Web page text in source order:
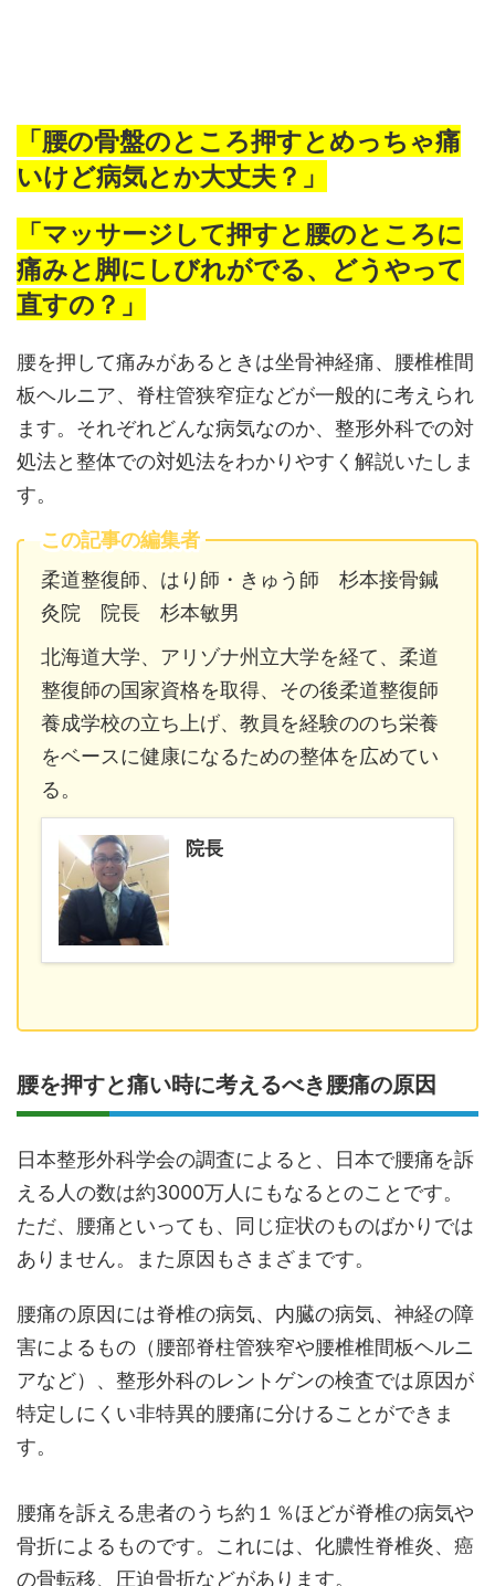
「腰の骨盤のところ押すとめっちゃ痛
いけど病気とか大丈夫？」
「マッサージして押すと腰のところに
痛みと脚にしびれがでる、どうやって
直すの？」
腰を押して痛みがあるときは坐骨神経痛、腰椎椎間
板ヘルニア、脊柱管狭窄症などが一般的に考えられ
ます。それぞれどんな病気なのか、整形外科での対
処法と整体での対処法をわかりやすく解説いたしま
す。
この記事の編集者
柔道整復師、はり師・きゅう師 杉本接骨鍼
灸院 院長 杉本敏男
北海道大学、アリゾナ州立大学を経て、柔道
整復師の国家資格を取得、その後柔道整復師
養成学校の立ち上げ、教員を経験ののち栄養
をベースに健康になるための整体を広めてい
る。
院長
腰を押すと痛い時に考えるべき腰痛の原因
日本整形外科学会の調査によると、日本で腰痛を訴
える人の数は約3000万人にもなるとのことです。
ただ、腰痛といっても、同じ症状のものばかりでは
ありません。また原因もさまざまです。
腰痛の原因には脊椎の病気、内臓の病気、神経の障
害によるもの（腰部脊柱管狭窄や腰椎椎間板ヘルニ
アなど）、整形外科のレントゲンの検査では原因が
特定しにくい非特異的腰痛に分けることができま
す。
腰痛を訴える患者のうち約１％ほどが脊椎の病気や
骨折によるものです。これには、化膿性脊椎炎、癌
の骨転移、圧迫骨折などがあります。